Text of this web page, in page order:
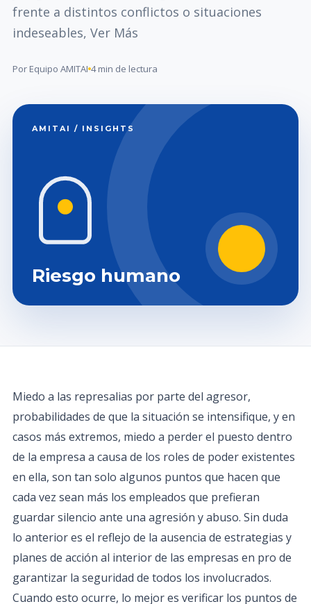
frente a distintos conflictos o situaciones
indeseables, Ver Más
Por Equipo AMITAI 4 min de lectura
AMITAI / INSIGHTS
Riesgo humano
Miedo a las represalias por parte del agresor,
probabilidades de que la situación se intensifique, y en
casos más extremos, miedo a perder el puesto dentro
de la empresa a causa de los roles de poder existentes
en ella, son tan solo algunos puntos que hacen que
cada vez sean más los empleados que prefieran
guardar silencio ante una agresión y abuso. Sin duda
lo anterior es el reflejo de la ausencia de estrategias y
planes de acción al interior de las empresas en pro de
garantizar la seguridad de todos los involucrados.
Cuando esto ocurre, lo mejor es verificar los puntos de